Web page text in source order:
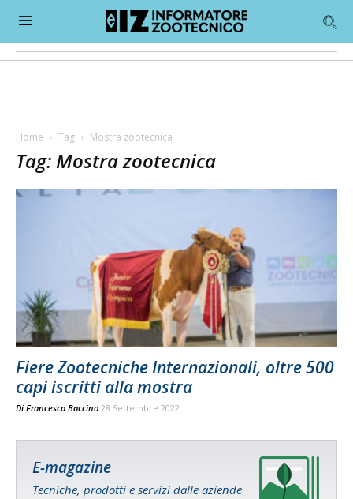
Home Tag Mostra zootecnica
Tag: Mostra zootecnica
Fiere Zootecniche Internazionali, oltre 500
capi iscritti alla mostra
Di Francesca Baccino 28 Settembre 2022
E-magazine
Tecniche, prodotti e servizi dalle aziende